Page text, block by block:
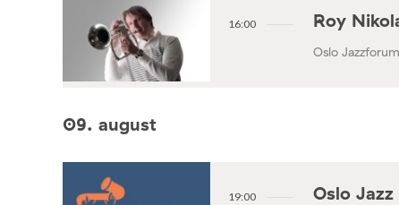
16:00 Roy
Oslo
09. august
19:00 Oslo